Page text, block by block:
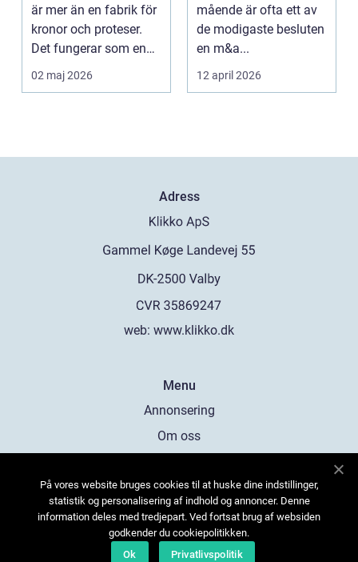
är mer än en fabrik för
kronor och proteser.
Det fungerar som en
förlängning ...
02 maj 2026
mående är ofta ett av
de modigaste besluten
en m&a...
12 april 2026
Adress
web: www.klikko.dk
Menu
Annonsering
Om oss
Kontakta oss
Sitemap
På vores website bruges cookies til at huske dine indstillinger,
statistik og personalisering af indhold og annoncer. Denne
information deles med tredjepart. Ved fortsat brug af websiden
godkender du cookiepolitikken.
Ok
Privatlivspolitik